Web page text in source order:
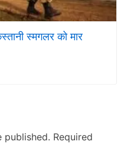
स्मगलर को मार
published. Required